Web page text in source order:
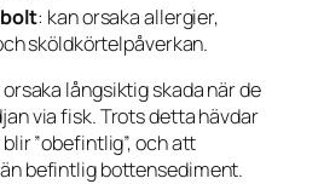
: kan orsaka allergier,
sköldkörtelpåverkan.
långsiktig skada när de
via fisk. Trots detta hävdar
”obefintlig”, och att
befintlig bottensediment.